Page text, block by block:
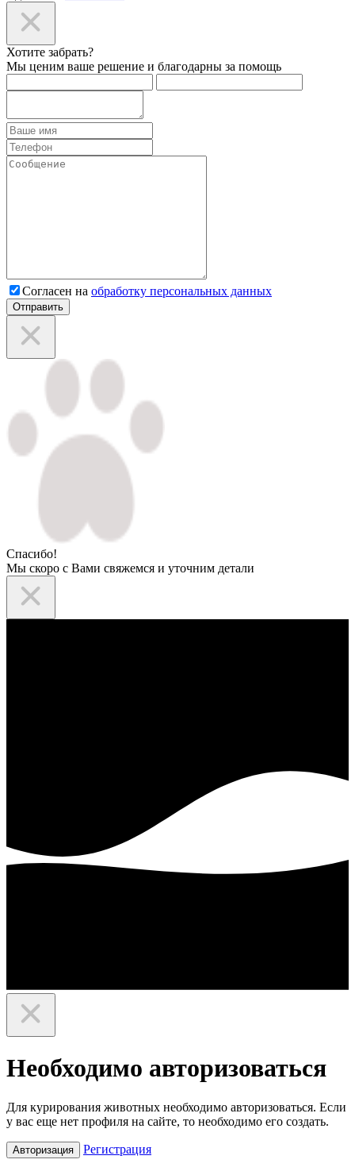
Хотите забрать?
Мы ценим ваше решение и благодарны за помощь
Согласен на обработку персональных данных
Отправить
Спасибо!
Мы скоро с Вами свяжемся и уточним детали
Необходимо авторизоваться
Для курирования животных необходимо авторизоваться. Если
у вас еще нет профиля на сайте, то необходимо его создать.
Авторизация Регистрация